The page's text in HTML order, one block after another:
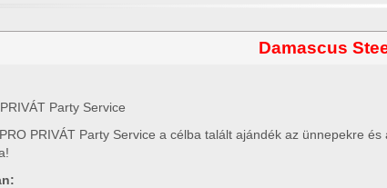
Damascus
Party Service
PRIVÁT Party Service a célba talált ajándék az ünnepekre és